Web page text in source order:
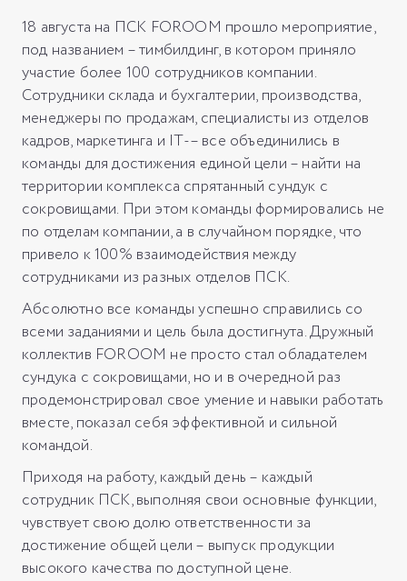
18 августа на ПСК FOROOM прошло мероприятие,
под названием – тимбилдинг, в котором приняло
участие более 100 сотрудников компании.
Сотрудники склада и бухгалтерии, производства,
менеджеры по продажам, специалисты из отделов
кадров, маркетинга и IT-– все объединились в
команды для достижения единой цели – найти на
территории комплекса спрятанный сундук с
сокровищами. При этом команды формировались не
по отделам компании, а в случайном порядке, что
привело к 100% взаимодействия между
сотрудниками из разных отделов ПСК.
Абсолютно все команды успешно справились со
всеми заданиями и цель была достигнута. Дружный
коллектив FOROOM не просто стал обладателем
сундука с сокровищами, но и в очередной раз
продемонстрировал свое умение и навыки работать
вместе, показал себя эффективной и сильной
командой.
Приходя на работу, каждый день – каждый
сотрудник ПСК, выполняя свои основные функции,
чувствует свою долю ответственности за
достижение общей цели – выпуск продукции
высокого качества по доступной цене.